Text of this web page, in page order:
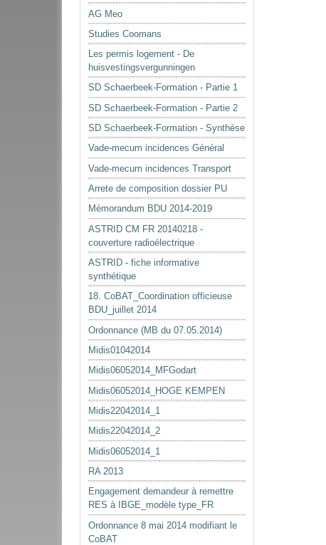
AG Meo
Studies Coomans
Les permis logement - De
huisvestingsvergunningen
SD Schaerbeek-Formation - Partie 1
SD Schaerbeek-Formation - Partie 2
SD Schaerbeek-Formation - Synthèse
Vade-mecum incidences Général
Vade-mecum incidences Transport
Arrete de composition dossier PU
Mémorandum BDU 2014-2019
ASTRID CM FR 20140218 -
couverture radioélectrique
ASTRID - fiche informative
synthétique
18. CoBAT_Coordination officieuse
BDU_juillet 2014
Ordonnance (MB du 07.05.2014)
Midis01042014
Midis06052014_MFGodart
Midis06052014_HOGE KEMPEN
Midis22042014_1
Midis22042014_2
Midis06052014_1
RA 2013
Engagement demandeur à remettre
RES à IBGE_modèle type_FR
Ordonnance 8 mai 2014 modifiant le
CoBAT